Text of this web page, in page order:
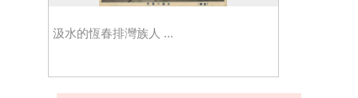
汲水的恆春排灣族人 ...